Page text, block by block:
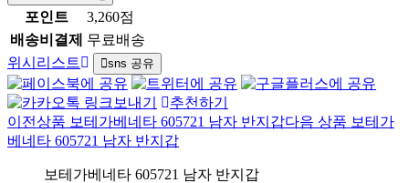
포인트
3,260점
배송비결제
무료배송
위시리스트
sns 공유
추천하기
이전상품 보테가베네타 605721 남자 반지갑다음 상품 보테가
베네타 605721 남자 반지갑
보테가베네타 605721 남자 반지갑